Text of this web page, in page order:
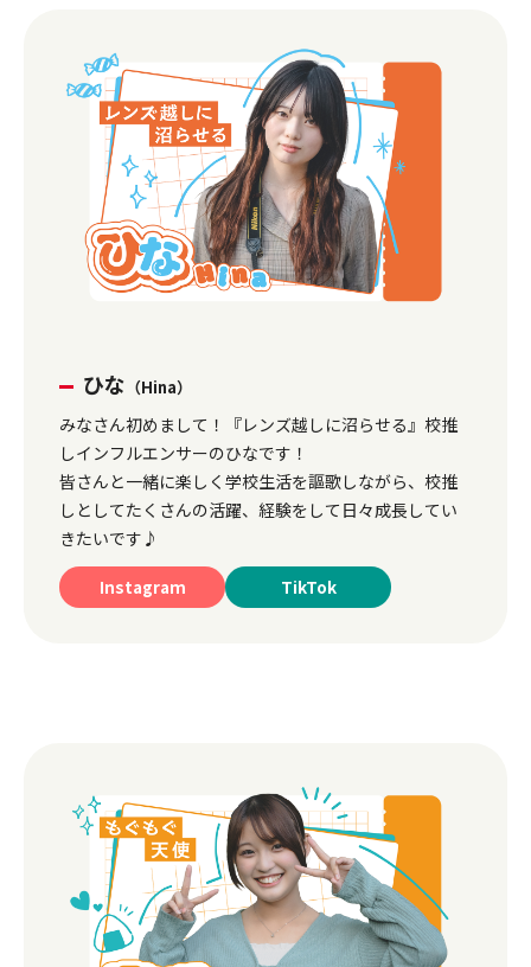
ひな （Hina）
みなさん初めまして！『レンズ越しに沼らせる』校推
しインフルエンサーのひなです！
皆さんと一緒に楽しく学校生活を謳歌しながら、校推
しとしてたくさんの活躍、経験をして日々成長してい
きたいです♪
Instagram TikTok